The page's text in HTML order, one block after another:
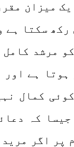
میزان
سکتا
مرشد
ہوتا ہے
کمال
کہ
پر اگر